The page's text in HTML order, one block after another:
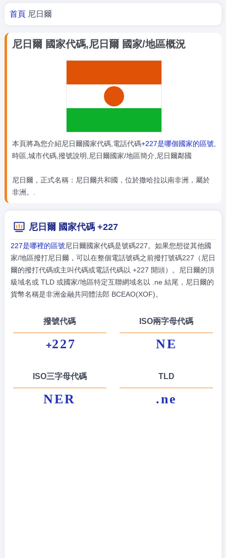
你在這裡
首頁 尼日爾
尼日爾 國家代碼,尼日爾 國家/地區概況
本頁將為您介紹尼日爾國家代碼,電話代碼+227是哪個國家的區號,
時區,城市代碼,撥號說明,尼日爾國家/地區簡介,尼日爾鄰國
尼日爾，正式名稱：尼日爾共和國，位於撒哈拉以南非洲，屬於
非洲。.
尼日爾 國家代碼 +227
227是哪裡的區號尼日爾國家代碼是號碼227。如果您想從其他國
家/地區撥打尼日爾，可以在整個電話號碼之前撥打號碼227（尼日
爾的撥打代碼或主叫代碼或電話代碼以 +227 開頭）。尼日爾的頂
級域名或 TLD 或國家/地區特定互聯網域名以 .ne 結尾，尼日爾的
貨幣名稱是非洲金融共同體法郎 BCEAO(XOF)。
撥號代碼
+227
ISO兩字母代碼
NE
ISO三字母代碼
NER
TLD
.ne